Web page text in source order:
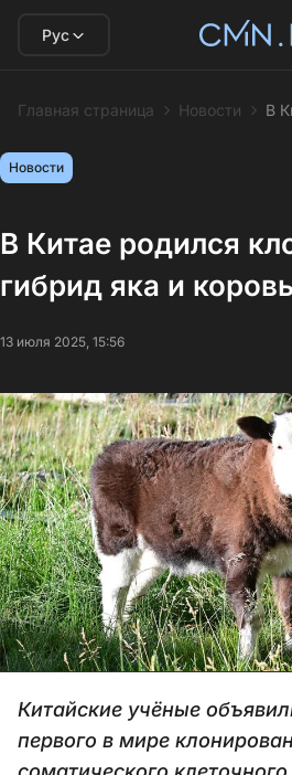
Рус
Главная страница Новости В
Новости
В Китае родился
гибрид яка и
13 июля 2025, 15:56
Китайские учёные
первого в мире